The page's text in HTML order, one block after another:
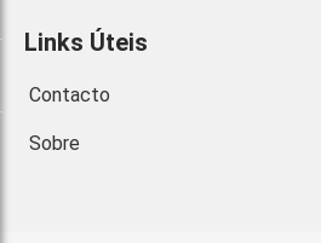
Links Úteis
Contacto
Sobre